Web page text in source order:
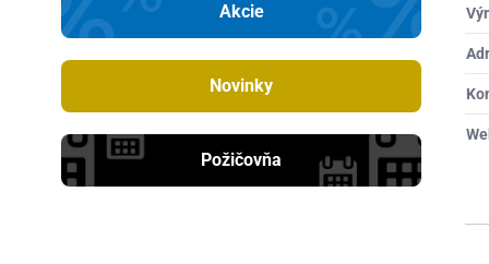
Akcie
Novinky
Požičovňa